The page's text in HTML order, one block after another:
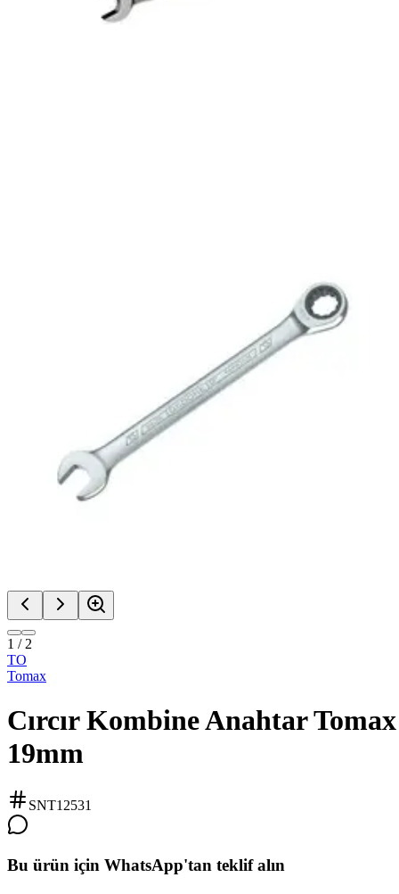
1 / 2
TO
Tomax
Cırcır Kombine Anahtar Tomax
19mm
SNT12531
Bu ürün için WhatsApp'tan teklif alın